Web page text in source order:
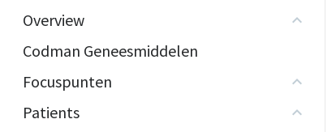
Overview
Codman Geneesmiddelen
Focuspunten
Patients